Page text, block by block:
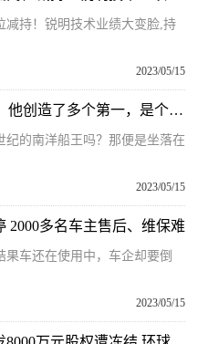
减持！锐明技术业绩大变脸,持
2023/05/15
当前快讯:海南有个“南洋船王”！他创造了多个第一，是个传奇人物……
的南洋船王吗？那便是坐落在
2023/05/15
2000多名车主售后、维保难
车还在使用中，车企却要倒
2023/05/15